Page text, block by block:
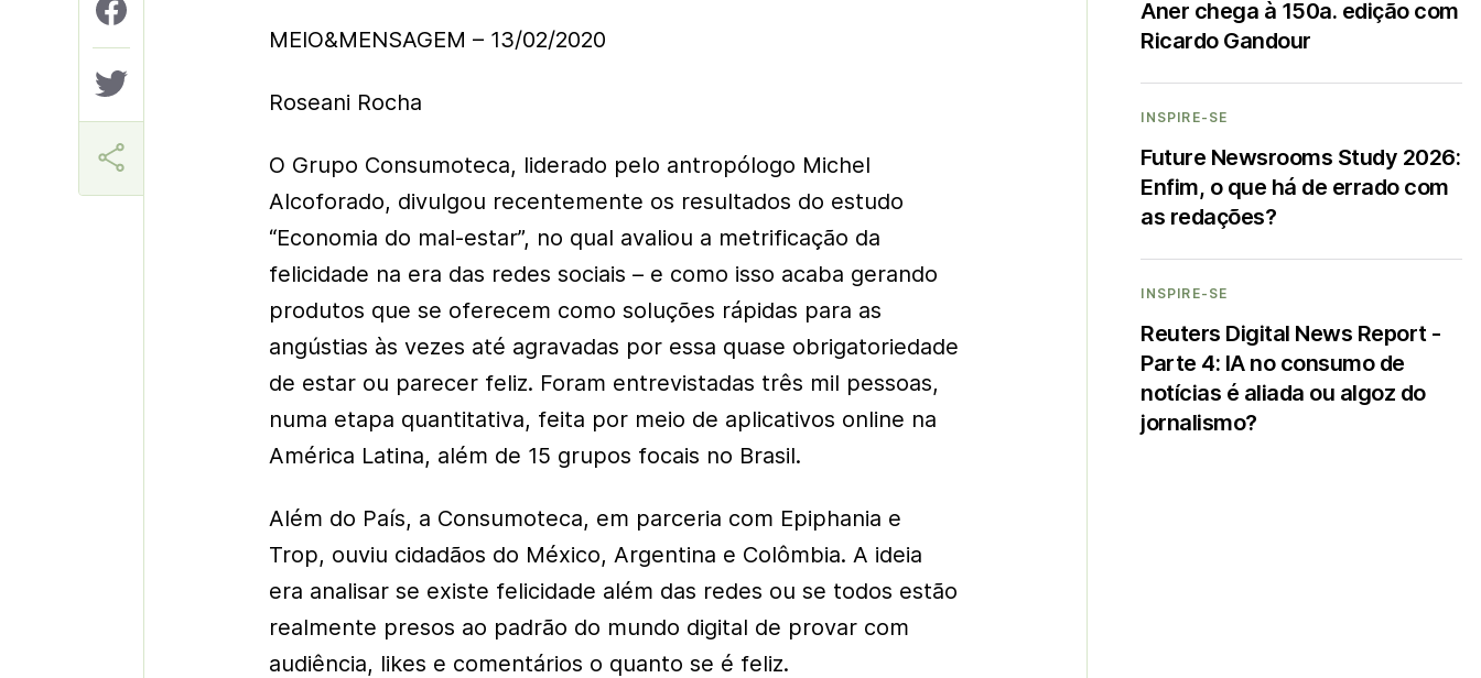
MEIO&MENSAGEM – 13/02/2020
Roseani Rocha
O Grupo Consumoteca, liderado pelo antropólogo Michel
Alcoforado, divulgou recentemente os resultados do estudo
“Economia do mal-estar”, no qual avaliou a metrificação da
felicidade na era das redes sociais – e como isso acaba gerando
produtos que se oferecem como soluções rápidas para as
angústias às vezes até agravadas por essa quase obrigatoriedade
de estar ou parecer feliz. Foram entrevistadas três mil pessoas,
numa etapa quantitativa, feita por meio de aplicativos online na
América Latina, além de 15 grupos focais no Brasil.
Além do País, a Consumoteca, em parceria com Epiphania e
Trop, ouviu cidadãos do México, Argentina e Colômbia. A ideia
era analisar se existe felicidade além das redes ou se todos estão
realmente presos ao padrão do mundo digital de provar com
audiência, likes e comentários o quanto se é feliz.
Aner chega à 150a. edição com
Ricardo Gandour
INSPIRE-SE
Future Newsrooms Study 2026:
Enfim, o que há de errado com
as redações?
INSPIRE-SE
Reuters Digital News Report -
Parte 4: IA no consumo de
notícias é aliada ou algoz do
jornalismo?